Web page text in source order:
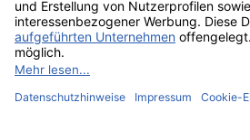
Wissen & Ratgeber